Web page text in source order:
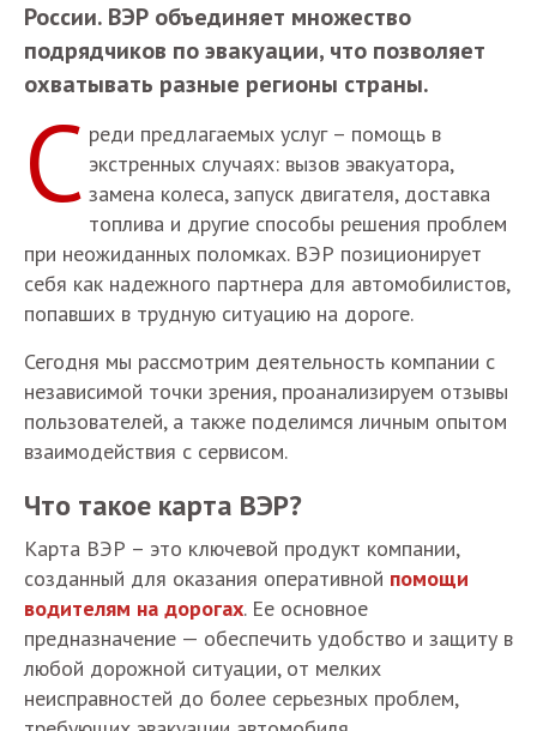
России. ВЭР объединяет множество
подрядчиков по эвакуации, что позволяет
охватывать разные регионы страны.
С реди предлагаемых услуг – помощь в
экстренных случаях: вызов эвакуатора,
замена колеса, запуск двигателя, доставка
топлива и другие способы решения проблем
при неожиданных поломках. ВЭР позиционирует
себя как надежного партнера для автомобилистов,
попавших в трудную ситуацию на дороге.
Сегодня мы рассмотрим деятельность компании с
независимой точки зрения, проанализируем отзывы
пользователей, а также поделимся личным опытом
взаимодействия с сервисом.
Что такое карта ВЭР?
Карта ВЭР – это ключевой продукт компании,
созданный для оказания оперативной помощи
водителям на дорогах. Ее основное
предназначение — обеспечить удобство и защиту в
любой дорожной ситуации, от мелких
неисправностей до более серьезных проблем,